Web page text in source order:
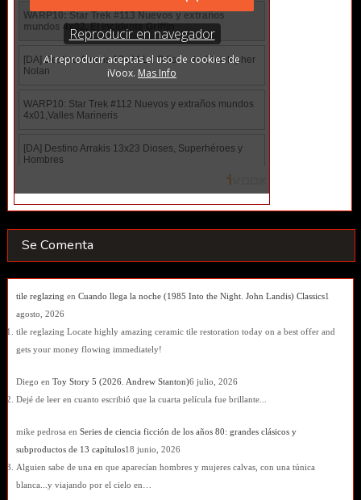
Se Comenta
tile reglazing en Cuando llega la noche (1985 Into the Night. John Landis) Classics1
agosto, 2026
tile reglazing Locate highly amazing ceramic tile restoration today on a best offer and
gets your money flowing immediately!
Diego en Toy Story 5 (2026. Andrew Stanton)6 julio, 2026
Dejé de leer en cuanto escribió que la cuarta película fue brillante...
mike pedrosa en Series de ciencia ficción de los años 80: grandes clásicos y
subproductos de 13 capítulos18 junio, 2026
Alguien sabe de una en que aparecían hombres y mujeres calvas, con una túnica
blanca...y viajando por el cielo en…